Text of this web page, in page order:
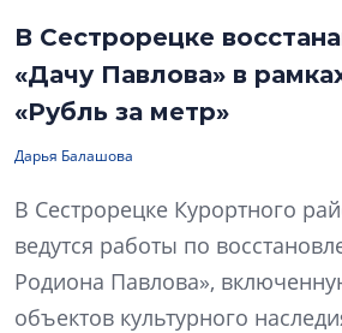
В Сестрорецке
«Дачу Павлова» в
«Рубль за метр»
Дарья Балашова
В Сестрорецке Курортного
ведутся работы по
Родиона Павлова»,
объектов культурного